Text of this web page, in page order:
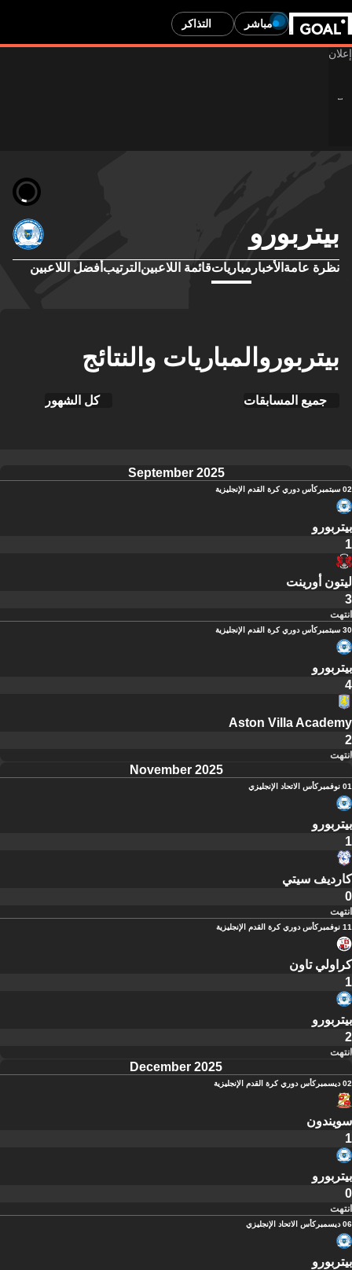
مباشر التذاكر
بيتربورو
نظرة عامة الأخبار مبارياتقائمة اللاعبين الترتيب أفضل اللاعبين
بيتربوروالمباريات والنتائج
جميع المسابقات كل الشهور
September 2025
02 سبتمبر كأس دوري كرة القدم الإنجليزية
بيتربورو
1
ليتون أورينت
3
انتهت
30 سبتمبر كأس دوري كرة القدم الإنجليزية
بيتربورو
4
Aston Villa Academy
2
انتهت
November 2025
01 نوفمبر كأس الاتحاد الإنجليزي
بيتربورو
1
كارديف سيتي
0
انتهت
11 نوفمبر كأس دوري كرة القدم الإنجليزية
كراولي تاون
1
بيتربورو
2
انتهت
December 2025
02 ديسمبر كأس دوري كرة القدم الإنجليزية
سويندون
1
بيتربورو
0
انتهت
06 ديسمبر كأس الاتحاد الإنجليزي
بيتربورو